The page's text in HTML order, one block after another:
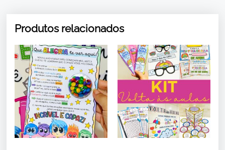
Produtos relacionados